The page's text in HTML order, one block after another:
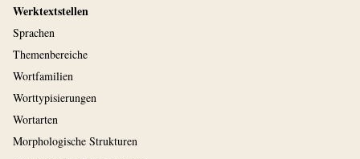
Werktextstellen
Sprachen
Themenbereiche
Wortfamilien
Worttypisierungen
Wortarten
Morphologische Strukturen